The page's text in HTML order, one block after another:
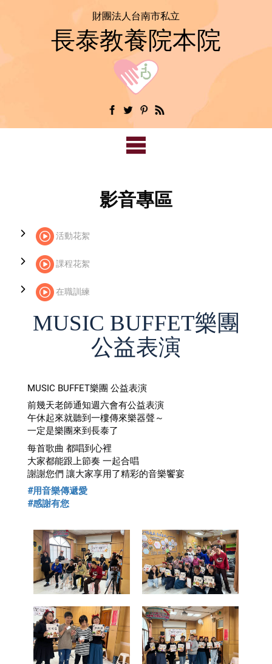
財團法人台南市私立
長泰教養院本院
影音專區
活動花絮
課程花絮
在職訓練
MUSIC BUFFET樂團
公益表演
MUSIC BUFFET樂團 公益表演
前幾天老師通知週六會有公益表演
午休起來就聽到一樓傳來樂器聲～
一定是樂團來到長泰了
每首歌曲 都唱到心裡
大家都能跟上節奏 一起合唱
謝謝您們 讓大家享用了精彩的音樂饗宴
#用音樂傳遞愛
#感謝有您